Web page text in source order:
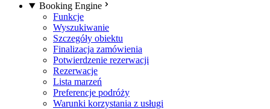
Booking Engine
Funkcje
Wyszukiwanie
Szczegóły obiektu
Finalizacja zamówienia
Potwierdzenie rezerwacji
Rezerwacje
Lista marzeń
Preferencje podróży
Warunki korzystania z usługi